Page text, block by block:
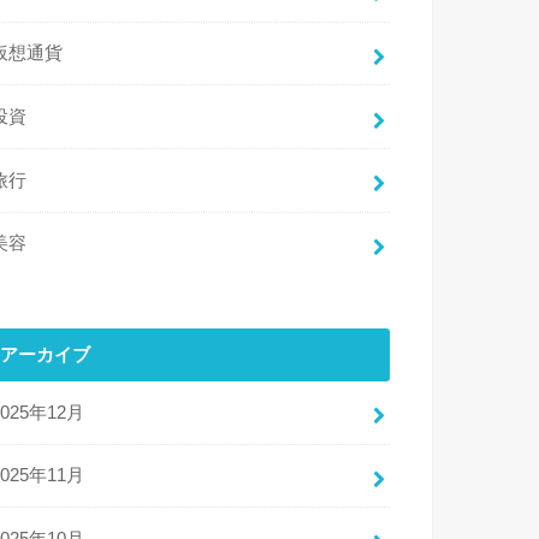
想通貨
資
行
容
アーカイブ
年12月
年11月